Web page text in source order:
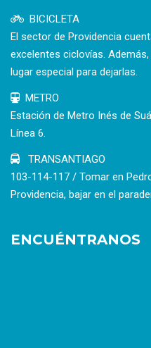
BICICLETA
El sector de Providencia
excelentes ciclovías.
lugar especial para dejarlas.
METRO
Estación de Metro Inés de
Línea 6.
TRANSANTIAGO
103-114-117 / Tomar en
Providencia, bajar en el
ENCUÉNTRANOS